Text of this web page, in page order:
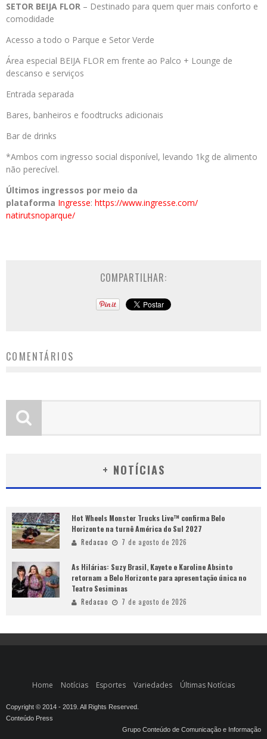
SETOR BEIJA FLOR – Destinado para quem quer mais conforto e
comodidade
Acesso a todo o Parque e Setor Verde
Área especial BEIJA FLOR em frente ao Palco + Lounge de
descanso e serviços
Entrada separada
Bares, banheiros e foodtrucks adicionais
Bar de drinks
*Ambos com ingresso social disponível, levando 1kg de alimento
não perecível.
Últimos ingressos por meio da
plataforma Ingresse: https://www.ingresse.com/
natirutsnoparque/
COMPARTILHAR:
COMENTÁRIOS
+ NOTÍCIAS
Hot Wheels Monster Trucks Live™ confirma Belo
Horizonte na turnê América do Sul 2027
Redacao 7 de agosto de 2026
As Hilárias: Suzy Brasil, Kayete e Karoline Absinto
retornam a Belo Horizonte para apresentação única no
Teatro Sesiminas
Redacao 7 de agosto de 2026
Home Notícias Esportes Variedades Últimas Notícias
Copyright © 2014 - 2019. All Rights Reserved.
Conteúdo Press
Grupo Conteúdo de Comunicação e Informação